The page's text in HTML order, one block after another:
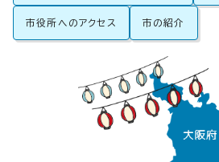
市役所へのアクセス 市の紹介